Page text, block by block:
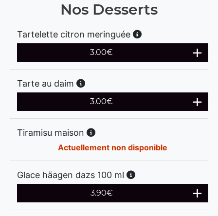
Nos Desserts
Tartelette citron meringuée
3.00€
Tarte au daim
3.00€
Tiramisu maison
Actuellement non disponible
Glace häagen dazs 100 ml
3.90€